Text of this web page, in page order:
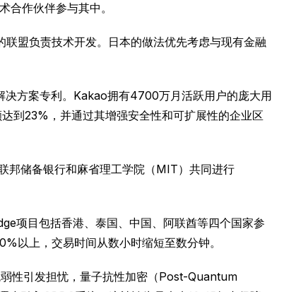
作伙伴参与其中。
盟负责技术开发。日本的做法优先考虑与现有金融
方案专利。Kakao拥有4700万月活跃用户的庞大用
到23%，并通过其增强安全性和可扩展性的企业区
邦储备银行和麻省理工学院（MIT）共同进行
项目包括香港、泰国、中国、阿联酋等四个国家参
以上，交易时间从数小时缩短至数分钟。
性引发担忧，量子抗性加密（Post-Quantum